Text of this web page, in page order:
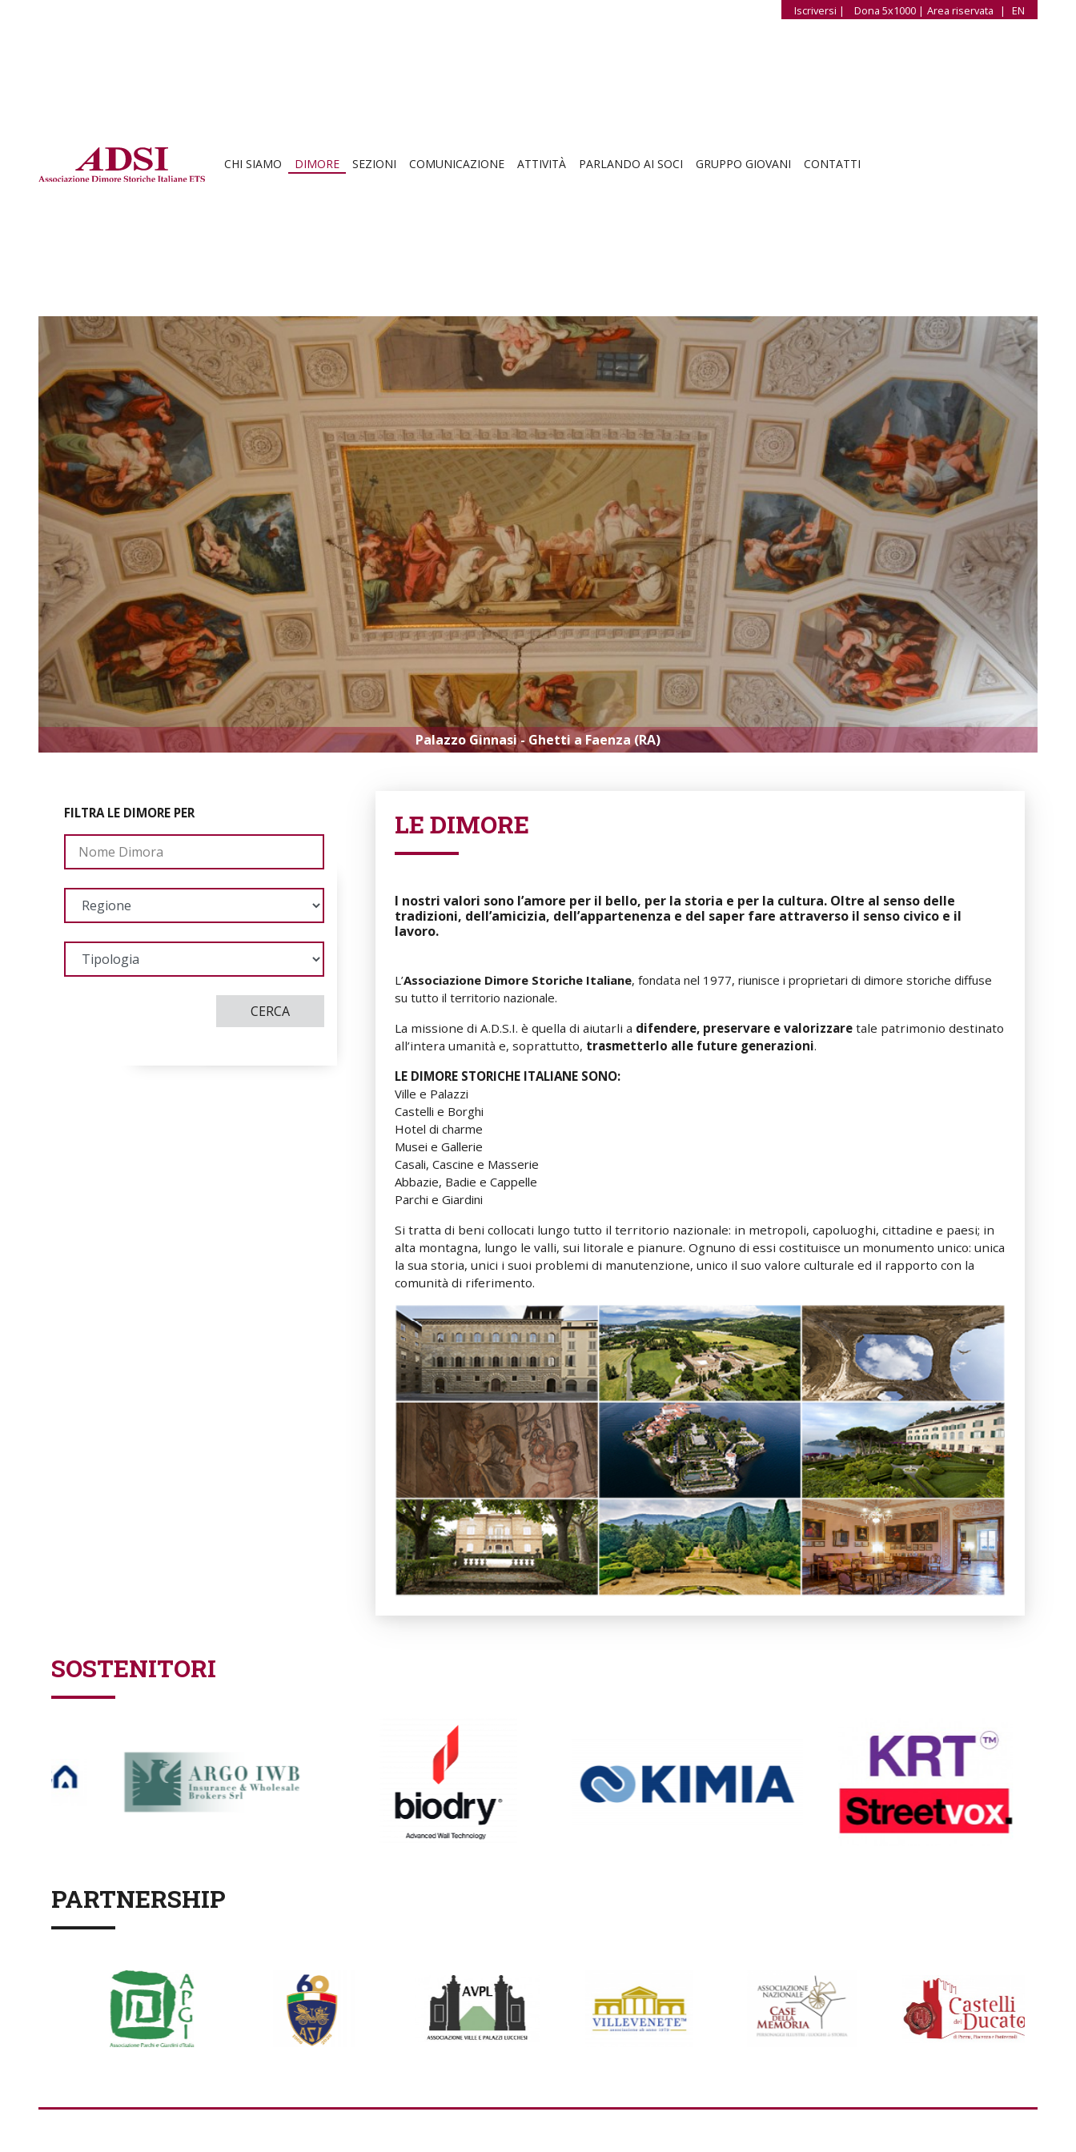
Iscriversi | Dona 5x1000 | Area riservata | EN
CHI SIAMO DIMORE SEZIONI COMUNICAZIONE ATTIVITÀ PARLANDO AI SOCI GRUPPO GIOVANI CONTATTI
Castello di Rocca d'Ajello a Camerino (MC)
FILTRA LE DIMORE PER
CERCA
LE DIMORE
I nostri valori sono l’amore per il bello, per la storia e per la cultura. Oltre al senso delle
tradizioni, dell’amicizia, dell’appartenenza e del saper fare attraverso il senso civico e il
lavoro.
L’Associazione Dimore Storiche Italiane, fondata nel 1977, riunisce i proprietari di dimore storiche diffuse
su tutto il territorio nazionale.
La missione di A.D.S.I. è quella di aiutarli a difendere, preservare e valorizzaretale patrimonio destinato
all’intera umanità e, soprattutto, trasmetterlo alle future generazioni.
LE DIMORE STORICHE ITALIANE SONO:
Ville e Palazzi
Castelli e Borghi
Hotel di charme
Musei e Gallerie
Casali, Cascine e Masserie
Abbazie, Badie e Cappelle
Parchi e Giardini
Si tratta di beni collocati lungo tutto il territorio nazionale: in metropoli, capoluoghi, cittadine e paesi; in
alta montagna, lungo le valli, sui litorale e pianure. Ognuno di essi costituisce un monumento unico: unica
la sua storia, unici i suoi problemi di manutenzione, unico il suo valore culturale ed il rapporto con la
comunità di riferimento.
SOSTENITORI
PARTNERSHIP